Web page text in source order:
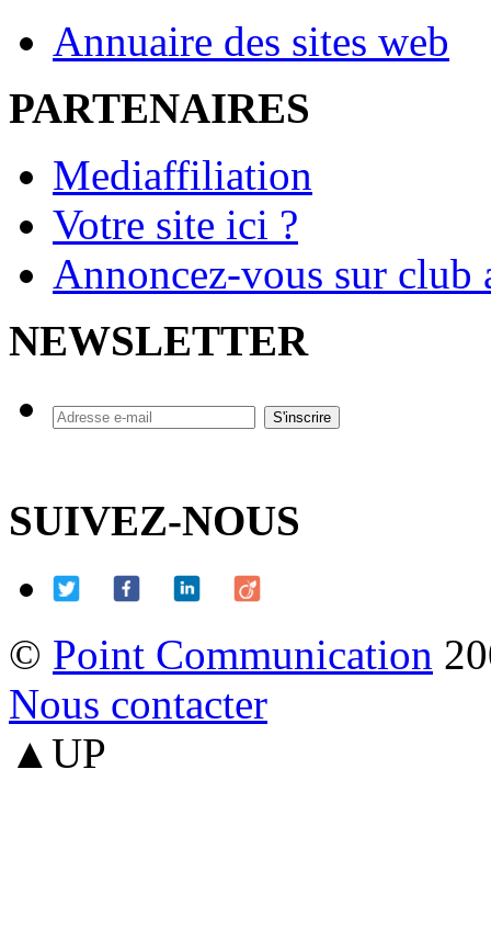
Annuaire des sites web
PARTENAIRES
Mediaffiliation
Votre site ici ?
Annoncez-vous sur
NEWSLETTER
SUIVEZ-NOUS
© Point Communication
Nous contacter
▲UP